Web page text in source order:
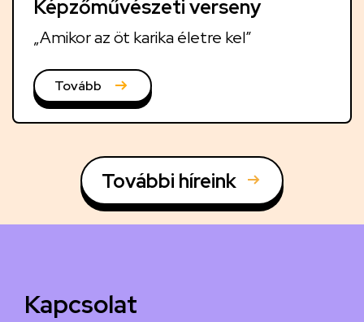
Képzőművészeti verseny
„Amikor az öt karika életre kel”
Tovább
További híreink
Kapcsolat